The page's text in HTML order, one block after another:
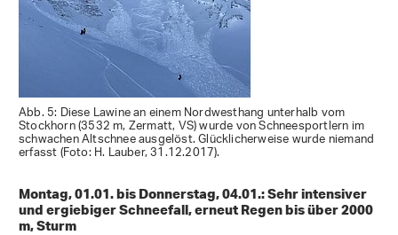
Abb. 5: Diese Lawine an einem Nordwesthang unterhalb vom
Stockhorn (3532 m, Zermatt, VS) wurde von Schneesportlern im
schwachen Altschnee ausgelöst. Glücklicherweise wurde niemand
erfasst (Foto: H. Lauber, 31.12.2017).
Montag, 01.01. bis Donnerstag, 04.01.: Sehr intensiver
und ergiebiger Schneefall, erneut Regen bis über 2000
m, Sturm